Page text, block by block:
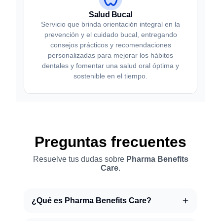
Salud Bucal
Servicio que brinda orientación integral en la
prevención y el cuidado bucal, entregando
consejos prácticos y recomendaciones
personalizadas para mejorar los hábitos
dentales y fomentar una salud oral óptima y
sostenible en el tiempo.
Preguntas frecuentes
Resuelve tus dudas sobre Pharma Benefits
Care.
¿Qué es Pharma Benefits Care?